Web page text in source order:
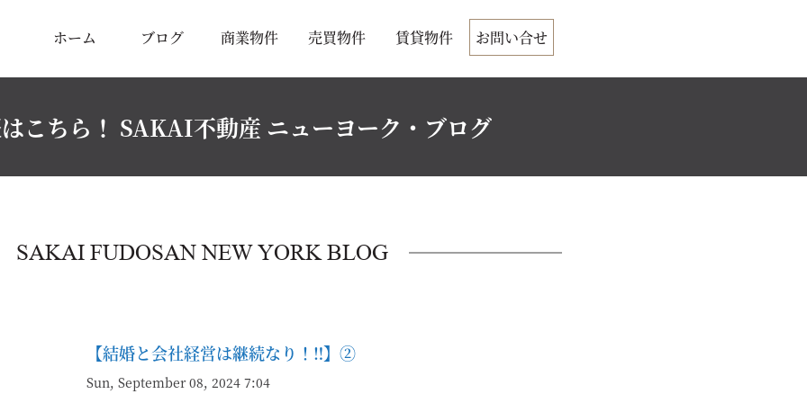
ホーム ブログ 商業物件 売買物件 賃貸物件 お問い合せ
こちら！ SAKAI不動産 ニューヨーク・ブログ
SAKAI FUDOSAN NEW YORK BLOG
【結婚と会社経営は継続なり！‼】②
Sun, September 08, 2024 7:04